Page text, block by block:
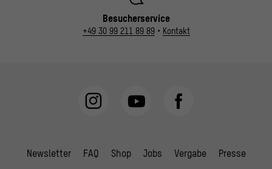
Besucherservice
+49 30 99 211 89 89• Kontakt
Newsletter FAQ Shop Jobs Vergabe Presse